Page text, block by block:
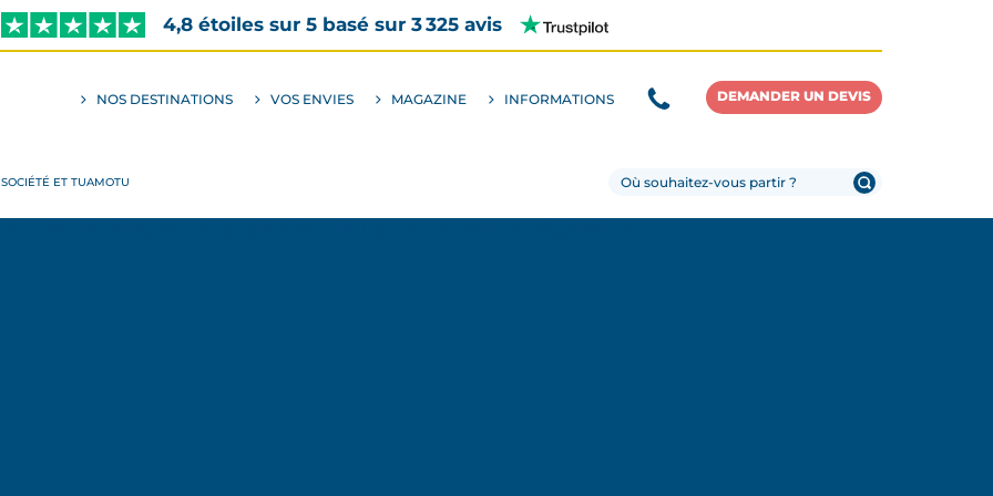
4,8 étoiles sur 5 basé sur 3 325 avis
NOS DESTINATIONS
ALLER
VOS ENVIES MAGAZINE INFORMATIONS DEMANDER UN DEVIS
ET TUAMOTU